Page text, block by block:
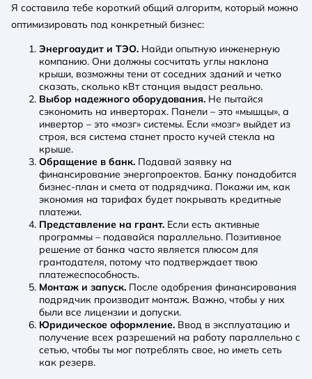
Я составила тебе короткий общий алгоритм, который можно
оптимизировать под конкретный бизнес:
Энергоаудит и ТЭО. Найди опытную инженерную
компанию. Они должны сосчитать углы наклона
крыши, возможны тени от соседних зданий и четко
сказать, сколько кВт станция выдаст реально.
Выбор надежного оборудования. Не пытайся
сэкономить на инверторах. Панели – это «мышцы», а
инвертор – это «мозг» системы. Если «мозг» выйдет из
строя, вся система станет просто кучей стекла на
крыше.
Обращение в банк. Подавай заявку на
финансирование энергопроектов. Банку понадобится
бизнес-план и смета от подрядчика. Покажи им, как
экономия на тарифах будет покрывать кредитные
платежи.
Представление на грант. Если есть активные
программы – подавайся параллельно. Позитивное
решение от банка часто является плюсом для
грантодателя, потому что подтверждает твою
платежеспособность.
Монтаж и запуск. После одобрения финансирования
подрядчик производит монтаж. Важно, чтобы у них
были все лицензии и допуски.
Юридическое оформление. Ввод в эксплуатацию и
получение всех разрешений на работу параллельно с
сетью, чтобы ты мог потреблять свое, но иметь сеть
как резерв.